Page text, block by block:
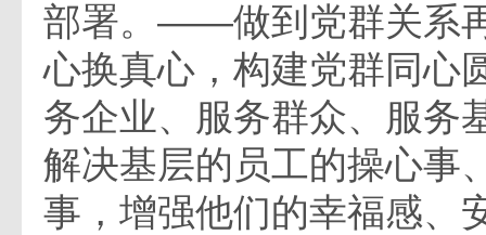
部署。——做到党群关系
心换真心，构建党群同心
务企业、服务群众、服务
解决基层的员工的操心事
事，增强他们的幸福感、